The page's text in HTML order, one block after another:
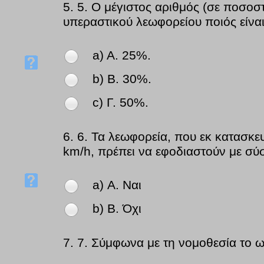
5. 5. Ο μέγιστος αριθμός (σε
υπεραστικού λεωφορείου ποιός
a) Α. 25%.
b) Β. 30%.
c) Γ. 50%.
6. 6. Τα λεωφορεία, που εκ
km/h, πρέπει να εφοδιαστούν με
a) Α. Ναι
b) Β. Όχι
7. 7. Σύμφωνα με τη νομοθεσία το